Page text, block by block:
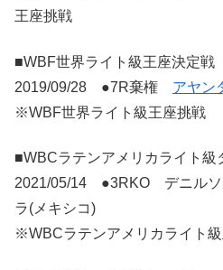
王座挑戦
■WBF世界ライト級王座決定戦
2019/09/28 ●7R棄権 アヤン
※WBF世界ライト級王座挑戦
■WBCラテンアメリカライト級
2021/05/14 ●3RKO デニルソ
ラ(メキシコ)
※WBCラテンアメリカライト